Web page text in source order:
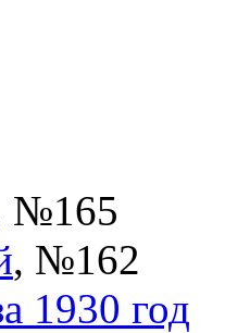
№165
, №162
1930 год